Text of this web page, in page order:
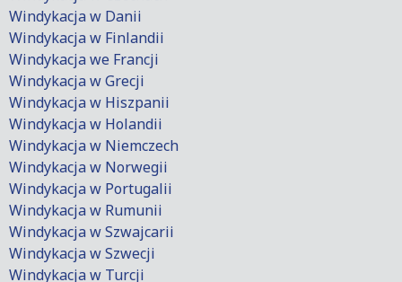
Windykacja w Danii
Windykacja w Finlandii
Windykacja we Francji
Windykacja w Grecji
Windykacja w Hiszpanii
Windykacja w Holandii
Windykacja w Niemczech
Windykacja w Norwegii
Windykacja w Portugalii
Windykacja w Rumunii
Windykacja w Szwajcarii
Windykacja w Szwecji
Windykacja w Turcji